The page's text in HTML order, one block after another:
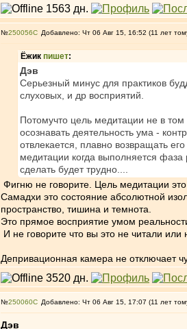
№250056 Добавлено: Чт 06 Авг 15, 16:52 (11 лет
Ёжик пишет:
Дэв
Серьезный минус для практиков
слуховых, и др восприятий.
Потомучто цель медитации не в
осознавать деятельность ума -
отвлекается, плавно возвращать
медитации когда выполняется
сделать будет трудно....
Фигню не говорите. Цель медитации
Самадхи это состояние абсолютной
пространство, тишина и темнота.
Это прямое восприятие умом
И не говорите что вы это не читали
Депривационная камера не отключает
№250060 Добавлено: Чт 06 Авг 15, 17:07 (11 лет
Дэв